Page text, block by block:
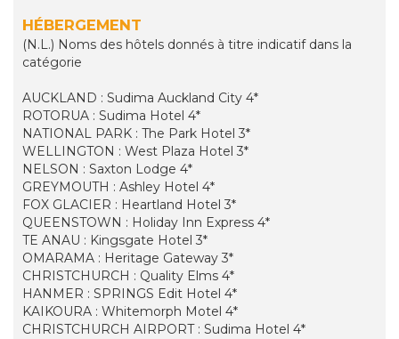
HÉBERGEMENT
(N.L.) Noms des hôtels donnés à titre indicatif dans la
catégorie
AUCKLAND : Sudima Auckland City 4*
ROTORUA : Sudima Hotel 4*
NATIONAL PARK : The Park Hotel 3*
WELLINGTON : West Plaza Hotel 3*
NELSON : Saxton Lodge 4*
GREYMOUTH : Ashley Hotel 4*
FOX GLACIER : Heartland Hotel 3*
QUEENSTOWN : Holiday Inn Express 4*
TE ANAU : Kingsgate Hotel 3*
OMARAMA : Heritage Gateway 3*
CHRISTCHURCH : Quality Elms 4*
HANMER : SPRINGS Edit Hotel 4*
KAIKOURA : Whitemorph Motel 4*
CHRISTCHURCH AIRPORT : Sudima Hotel 4*